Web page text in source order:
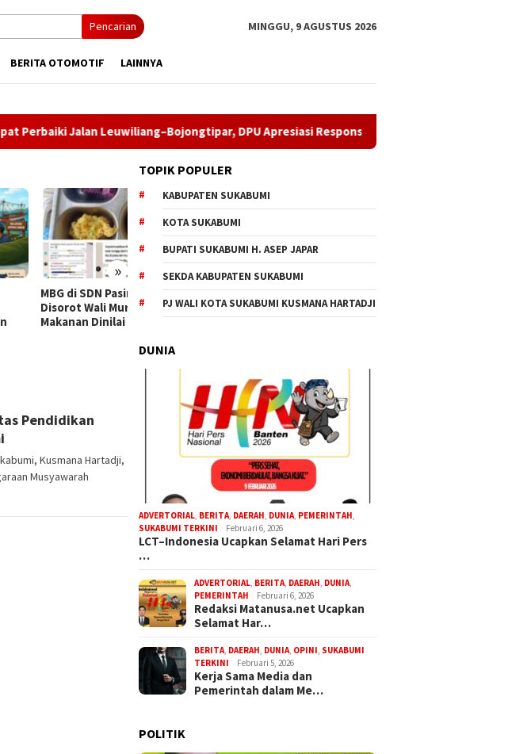
Pencarian MINGGU, 9 AGUSTUS 2026
BERITA OTOMOTIF LAINNYA
Jalan Leuwiliang–Bojongtipar, DPU Apresiasi Respons Penyedia
»
SDN Pasirwalang
Wali Murid, Distribusi
Dinilai Terlambat
Dentuman Tambur Buka Hari
Jadi Kabupaten Sukabumi
ke-156, Plara Fest
CV Byankarya Gerak Cepat
Perbaiki Jalan Leuwiliang–
Bojongtipar, DPU Apresiasi
Pendidikan
Kusmana Hartadji,
Musyawarah
TOPIK POPULER
KABUPATEN SUKABUMI
KOTA SUKABUMI
BUPATI SUKABUMI H. ASEP JAPAR
SEKDA KABUPATEN SUKABUMI
PJ WALI KOTA SUKABUMI KUSMANA HARTADJI
DUNIA
ADVERTORIAL BERITA DAERAH DUNIA PEMERINTAH
SUKABUMI TERKINI
Februari 6, 2026
LCT–Indonesia Ucapkan Selamat Hari Pers
…
ADVERTORIAL BERITA DAERAH DUNIA
PEMERINTAH
Februari 6, 2026
Redaksi Matanusa.net Ucapkan
Selamat Har…
BERITA DAERAH DUNIA OPINI SUKABUMI
TERKINI
Februari 5, 2026
Kerja Sama Media dan
Pemerintah dalam Me…
POLITIK